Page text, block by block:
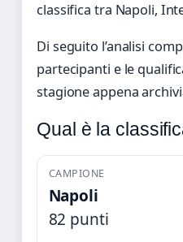
classifica tra Napoli,
Di seguito l’analisi
partecipanti e le
stagione appena
Qual è la
CAMPIONE
Napoli
82 punti